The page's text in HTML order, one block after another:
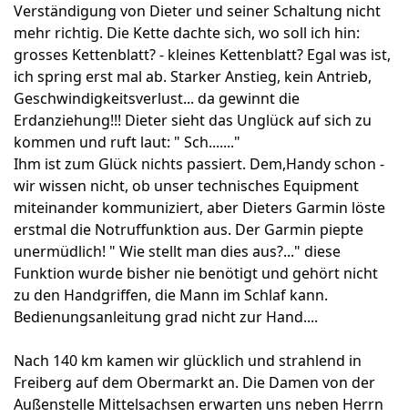
Verständigung von Dieter und seiner Schaltung nicht
mehr richtig. Die Kette dachte sich, wo soll ich hin:
grosses Kettenblatt? - kleines Kettenblatt? Egal was ist,
ich spring erst mal ab. Starker Anstieg, kein Antrieb,
Geschwindigkeitsverlust... da gewinnt die
Erdanziehung!!! Dieter sieht das Unglück auf sich zu
kommen und ruft laut: " Sch......."
Ihm ist zum Glück nichts passiert. Dem,Handy schon -
wir wissen nicht, ob unser technisches Equipment
miteinander kommuniziert, aber Dieters Garmin löste
erstmal die Notruffunktion aus. Der Garmin piepte
unermüdlich! " Wie stellt man dies aus?..." diese
Funktion wurde bisher nie benötigt und gehört nicht
zu den Handgriffen, die Mann im Schlaf kann.
Bedienungsanleitung grad nicht zur Hand....
Nach 140 km kamen wir glücklich und strahlend in
Freiberg auf dem Obermarkt an. Die Damen von der
Außenstelle Mittelsachsen erwarten uns neben Herrn